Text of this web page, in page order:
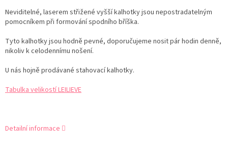
Neviditelné, laserem střižené vyšší kalhotky jsou nepostradatelným
pomocníkem při formování spodního bříška.
Tyto kalhotky jsou hodně pevné, doporučujeme nosit pár hodin denně,
nikoliv k celodennímu nošení.
U nás hojně prodávané stahovací kalhotky.
Tabulka velikostí LEILIEVE
Detailní informace